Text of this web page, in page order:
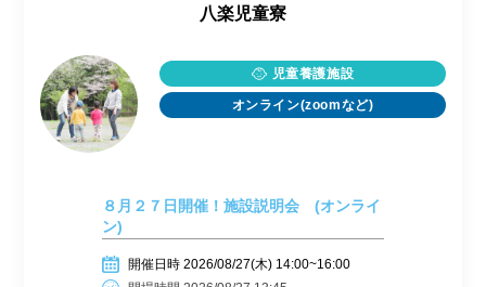
八楽児童寮
児童養護施設
オンライン(zoomなど)
８月２７日開催！施設説明会 (オンライ
ン)
開催日時 2026/08/27(木) 14:00~16:00